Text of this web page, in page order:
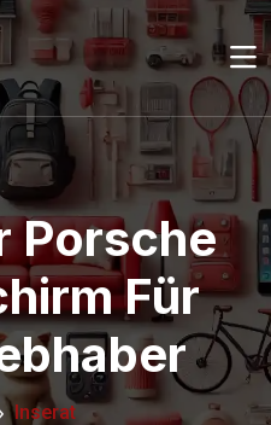
Porsche
Für
Inserat